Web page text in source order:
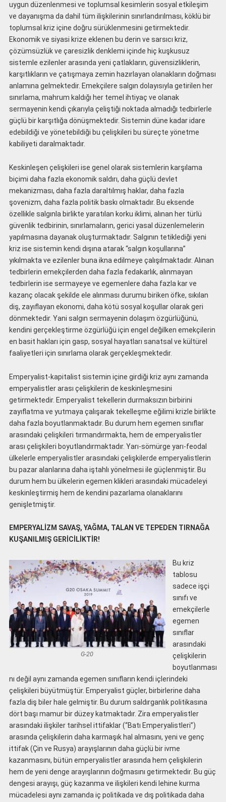
uygun düzenlenmesi ve toplumsal kesimlerin sosyal etkileşim
ve dayanışma da dahil tüm ilişkilerinin sınırlandırılması, köklü bir
toplumsal kriz içine doğru sürüklenmesini getirmektedir.
Ekonomik ve siyasi krize eklenen bu derin ve sarsıcı kriz,
çözümsüzlük ve çaresizlik denklemi içinde hiç kuşkusuz
sistemle ezilenler arasında yeni çatlakların, güvensizliklerin,
karşıtlıkların ve çatışmaya zemin hazırlayan olanakların doğması
anlamına gelmektedir. Emekçilere salgın dolayısıyla getirilen her
sınırlama, mahrum kaldığı her temel ihtiyaç ve olanak
sermayenin kendi çıkarıyla çeliştiği noktada almadığı tedbirlerle
güçlü bir karşıtlığa dönüşmektedir. Sistemin düne kadar idare
edebildiği ve yönetebildiği bu çelişkileri bu süreçte yönetme
kabiliyeti daralmaktadır.
Keskinleşen çelişkileri ise genel olarak sistemlerin karşılama
biçimi daha fazla ekonomik saldırı, daha güçlü devlet
mekanizması, daha fazla daraltılmış haklar, daha fazla
şovenizm, daha fazla politik baskı olmaktadır. Bu eksende
özellikle salgınla birlikte yaratılan korku iklimi, alınan her türlü
güvenlik tedbirinin, sınırlamaların, gerici yasal düzenlemelerin
yapılmasına dayanak oluşturmaktadır. Salgının tetiklediği yeni
kriz ise sistemin kendi dışına atarak “salgın koşullarına”
yıkılmakta ve ezilenler buna ikna edilmeye çalışılmaktadır. Alınan
tedbirlerin emekçilerden daha fazla fedakarlık, alınmayan
tedbirlerin ise sermayeye ve egemenlere daha fazla kar ve
kazanç olacak şekilde ele alınması durumu biriken öfke, sıkılan
diş, zayıflayan ekonomi, daha kötü sosyal koşullar olarak geri
dönmektedir. Yani salgın sermayenin dolaşım özgürlüğünü,
kendini gerçekleştirme özgürlüğü için engel değilken emekçilerin
en basit hakları için gasp, sosyal hayatları sanatsal ve kültürel
faaliyetleri için sınırlama olarak gerçekleşmektedir.
Emperyalist-kapitalist sistemin içine girdiği kriz aynı zamanda
emperyalistler arası çelişkilerin de keskinleşmesini
getirmektedir. Emperyalist tekellerin durmaksızın birbirini
zayıflatma ve yutmaya çalışarak tekelleşme eğilimi krizle birlikte
daha fazla boyutlanmaktadır. Bu durum hem egemen sınıflar
arasındaki çelişkileri tırmandırmakta, hem de emperyalistler
arası çelişkileri boyutlandırmaktadır. Yarı-sömürge yarı-feodal
ülkelerle emperyalistler arasındaki çelişkilerde emperyalistlerin
bu pazar alanlarına daha iştahlı yönelmesi ile güçlenmiştir. Bu
durum hem bu ülkelerin egemen klikleri arasındaki mücadeleyi
keskinleştirmiş hem de kendini pazarlama olanaklarını
genişletmiştir.
EMPERYALİZM SAVAŞ, YAĞMA, TALAN VE TEPEDEN TIRNAĞA
KUŞANILMIŞ GERİCİLİKTİR!
G-20
Bu kriz
tablosu
sadece işçi
sınıfı ve
emekçilerle
egemen
sınıflar
arasındaki
çelişkilerin
boyutlanması
nı değil aynı zamanda egemen sınıfların kendi içlerindeki
çelişkileri büyütmüştür. Emperyalist güçler, birbirlerine daha
fazla diş biler hale gelmiştir. Bu durum saldırganlık politikasına
dört başı mamur bir düzey katmaktadır. Zira emperyalistler
arasındaki ilişkiler tarihsel ittifaklar (“Batı Emperyalistleri”)
arasında çelişkilerin daha karmaşık hal almasını, yeni ve genç
ittifak (Çin ve Rusya) arayışlarının daha güçlü bir ivme
kazanmasını, bütün emperyalistler arasında hem çelişkilerin
hem de yeni denge arayışlarının doğmasını getirmektedir. Bu güç
dengesi arayışı, güç kazanma ve ilişkileri kendi lehine kurma
mücadelesi aynı zamanda iç politikada ve dış politikada daha